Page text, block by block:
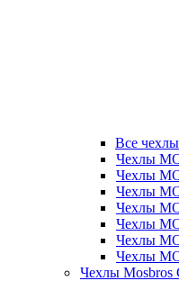
Все
Чехлы
Чехлы
Чехлы
Чехлы
Чехлы
Чехлы
Чехлы
Чехлы Mosbros